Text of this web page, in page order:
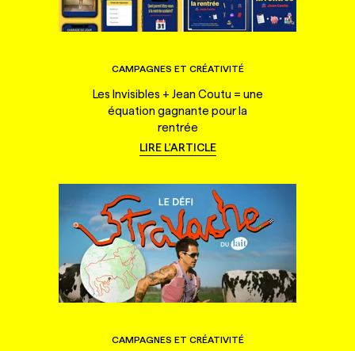
CAMPAGNES ET CRÉATIVITÉ
Les Invisibles + Jean Coutu = une
équation gagnante pour la
rentrée
LIRE L'ARTICLE
CAMPAGNES ET CRÉATIVITÉ